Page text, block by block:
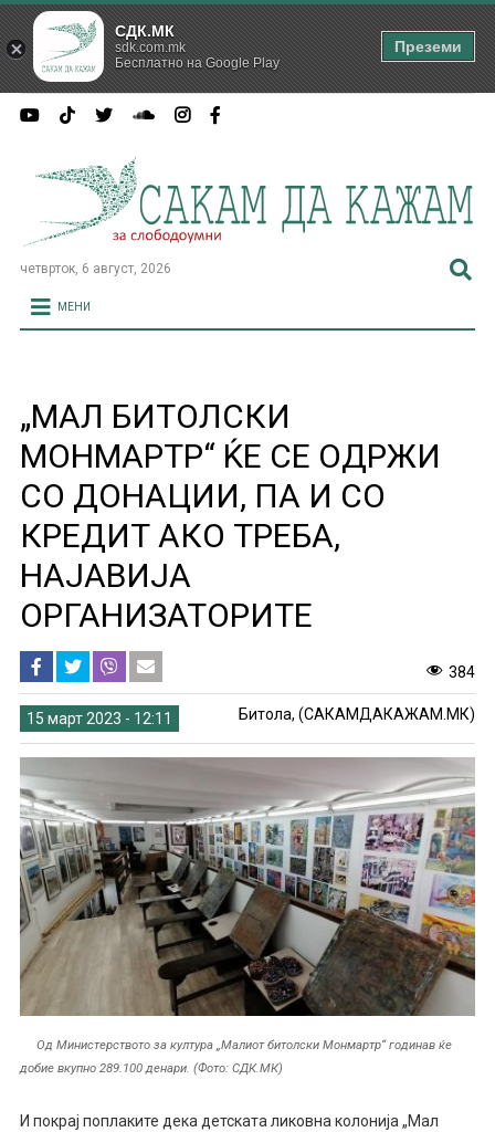
четврток, 6 август, 2026
МЕНИ
„МАЛ БИТОЛСКИ
МОНМАРТР“ ЌЕ СЕ ОДРЖИ
СО ДОНАЦИИ, ПА И СО
КРЕДИТ АКО ТРЕБА,
НАЈАВИЈА
ОРГАНИЗАТОРИТЕ
384
15 март 2023 - 12:11 Битола, (САКАМДАКАЖАМ.МК)
Од Министерството за култура „Малиот битолски Монмартр“ годинав ќе
добие вкупно 289.100 денари. (Фото: СДК.МК)
И покрај поплаките дека детската ликовна колонија „Мал
СДК.МК
sdk.com.mk
Бесплатно на Google Play
Преземи